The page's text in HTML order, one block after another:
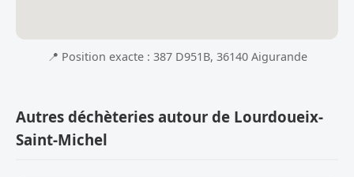
📍 Position exacte : 387 D951B, 36140 Aigurande
Autres déchèteries autour de Lourdoueix-
Saint-Michel